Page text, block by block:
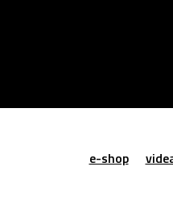
e-shop